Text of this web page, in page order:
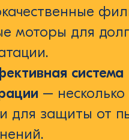
моторы для
система
– несколько
для защиты от